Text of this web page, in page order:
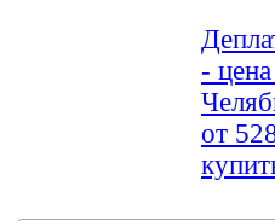
-
от